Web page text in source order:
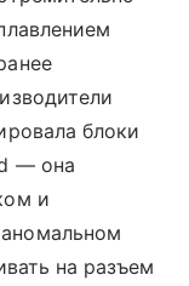
блоки
— она
и
на разъем